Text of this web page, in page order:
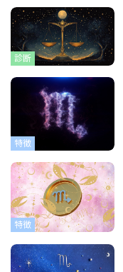
診断
特徴
特徴